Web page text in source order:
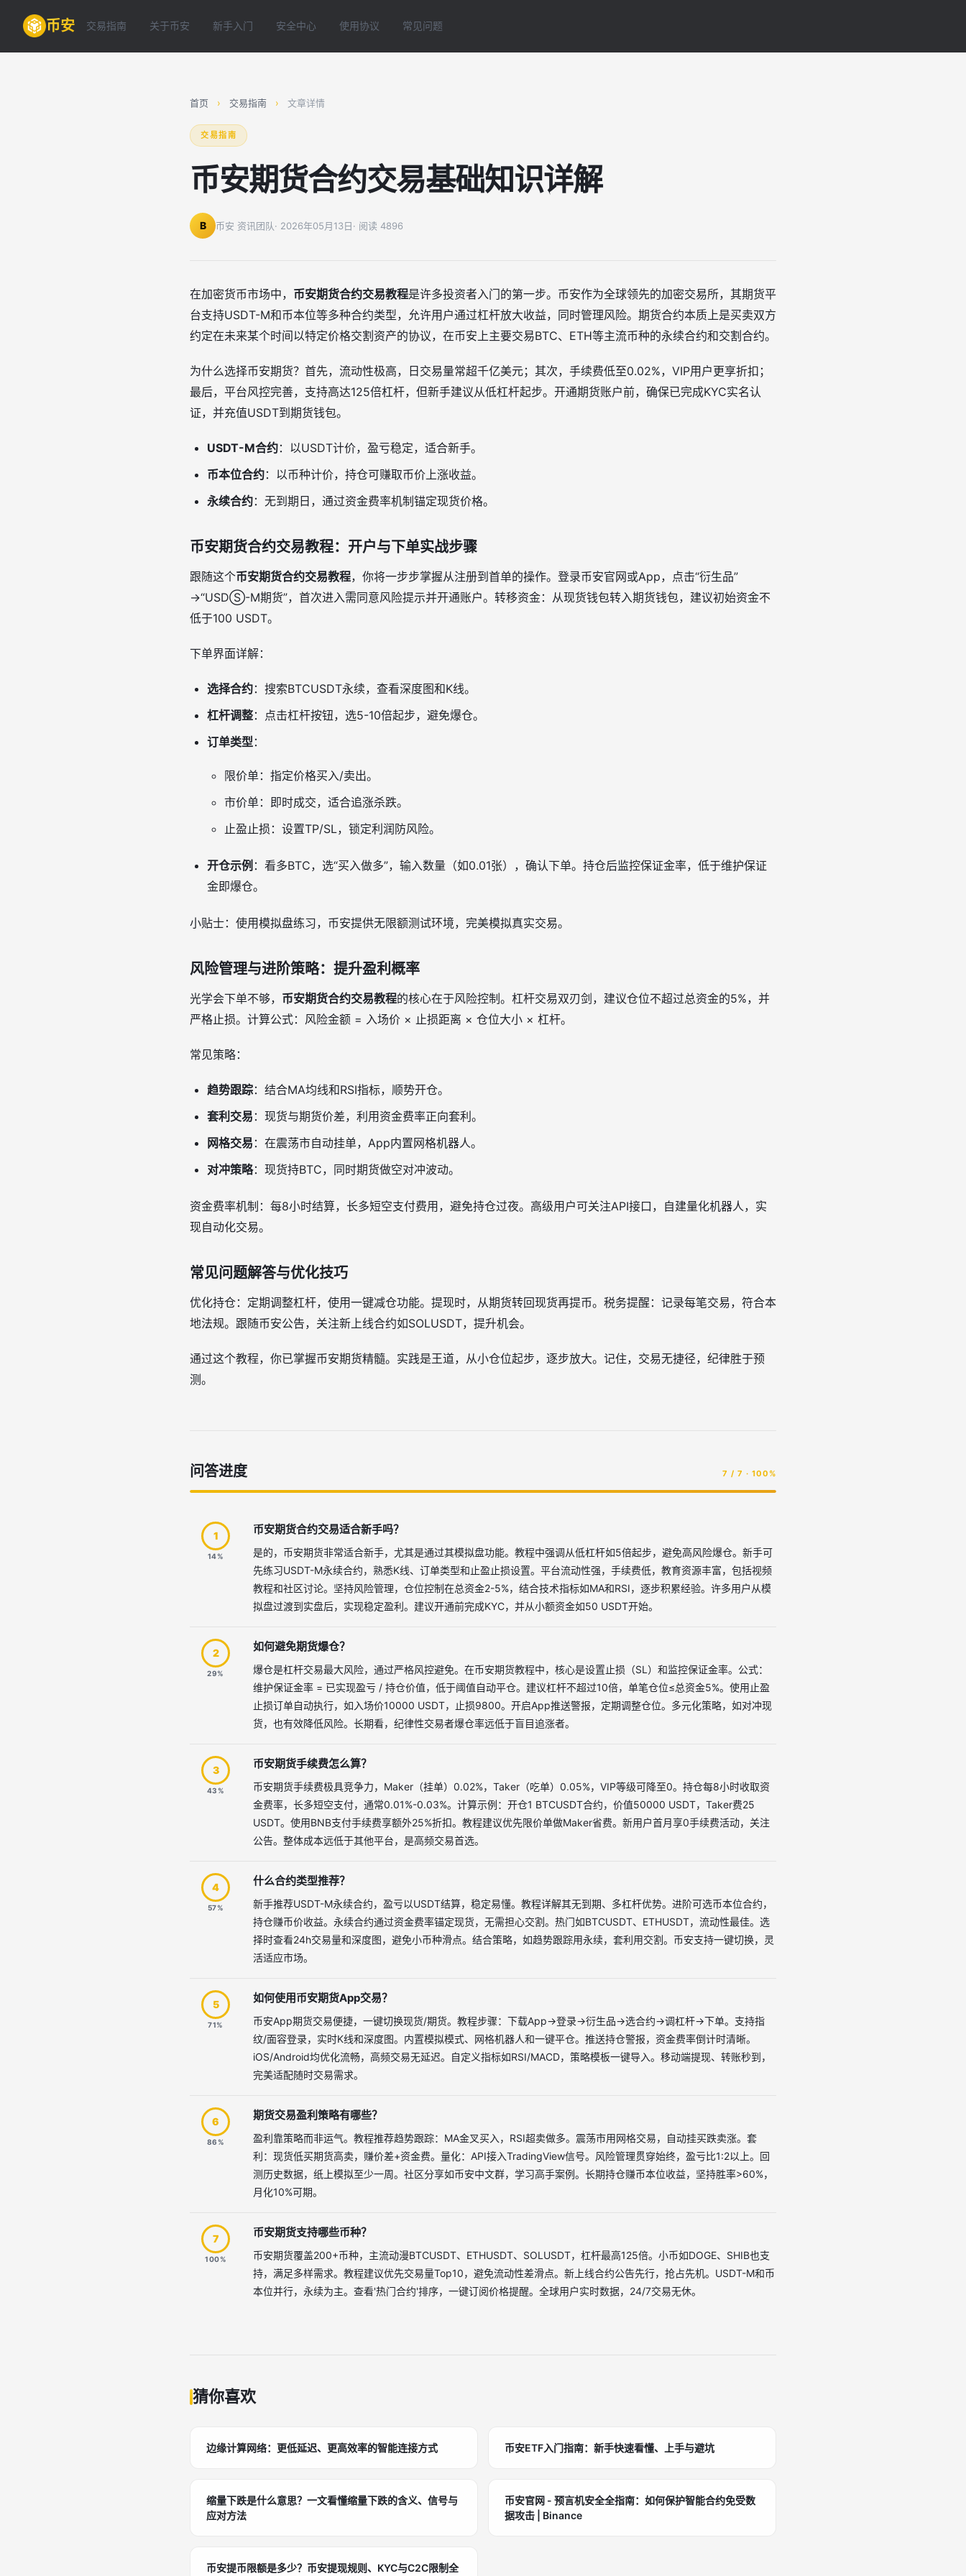
币安 交易指南 关于币安 新手入门 安全中心 使用协议 常见问题
首页 › 交易指南 › 文章详情
交易指南
币安期货合约交易基础知识详解
B 币安 资讯团队· 2026年05月13日· 阅读 4896
在加密货币市场中， 币安期货合约交易教程是许多投资者入门的第一步。币安作为全球领先的加密交易所，其期货平
台支持USDT-M和币本位等多种合约类型，允许用户通过杠杆放大收益，同时管理风险。期货合约本质上是买卖双方
约定在未来某个时间以特定价格交割资产的协议，在币安上主要交易BTC、ETH等主流币种的永续合约和交割合约。
为什么选择币安期货？首先，流动性极高，日交易量常超千亿美元；其次，手续费低至0.02%，VIP用户更享折扣；
最后，平台风控完善，支持高达125倍杠杆，但新手建议从低杠杆起步。开通期货账户前，确保已完成KYC实名认
证，并充值USDT到期货钱包。
USDT-M合约：以USDT计价，盈亏稳定，适合新手。
币本位合约：以币种计价，持仓可赚取币价上涨收益。
永续合约：无到期日，通过资金费率机制锚定现货价格。
币安期货合约交易教程：开户与下单实战步骤
跟随这个币安期货合约交易教程，你将一步步掌握从注册到首单的操作。登录币安官网或App，点击“衍生品”
→“USDⓈ-M期货”，首次进入需同意风险提示并开通账户。转移资金：从现货钱包转入期货钱包，建议初始资金不
低于100 USDT。
下单界面详解：
选择合约：搜索BTCUSDT永续，查看深度图和K线。
杠杆调整：点击杠杆按钮，选5-10倍起步，避免爆仓。
订单类型：
限价单：指定价格买入/卖出。
市价单：即时成交，适合追涨杀跌。
止盈止损：设置TP/SL，锁定利润防风险。
开仓示例 ：看多BTC，选“买入做多”，输入数量（如0.01张），确认下单。持仓后监控保证金率，低于维护保证
金即爆仓。
小贴士：使用模拟盘练习，币安提供无限额测试环境，完美模拟真实交易。
风险管理与进阶策略：提升盈利概率
光学会下单不够， 币安期货合约交易教程的核心在于风险控制。杠杆交易双刃剑，建议仓位不超过总资金的5%，并
严格止损。计算公式：风险金额 = 入场价 × 止损距离 × 仓位大小 × 杠杆。
常见策略：
趋势跟踪：结合MA均线和RSI指标，顺势开仓。
套利交易 ：现货与期货价差，利用资金费率正向套利。
网格交易 ：在震荡市自动挂单，App内置网格机器人。
对冲策略：现货持BTC，同时期货做空对冲波动。
资金费率机制：每8小时结算，长多短空支付费用，避免持仓过夜。高级用户可关注API接口，自建量化机器人，实
现自动化交易。
常见问题解答与优化技巧
优化持仓：定期调整杠杆，使用一键减仓功能。提现时，从期货转回现货再提币。税务提醒：记录每笔交易，符合本
地法规。跟随币安公告，关注新上线合约如SOLUSDT，提升机会。
通过这个教程，你已掌握币安期货精髓。实践是王道，从小仓位起步，逐步放大。记住，交易无捷径，纪律胜于预
测。
问答进度 7 / 7 · 100%
1
14%
币安期货合约交易适合新手吗？
是的，币安期货非常适合新手，尤其是通过其模拟盘功能。教程中强调从低杠杆如5倍起步，避免高风险爆仓。新手可
先练习USDT-M永续合约，熟悉K线、订单类型和止盈止损设置。平台流动性强，手续费低，教育资源丰富，包括视频
教程和社区讨论。坚持风险管理，仓位控制在总资金2-5%，结合技术指标如MA和RSI，逐步积累经验。许多用户从模
拟盘过渡到实盘后，实现稳定盈利。建议开通前完成KYC，并从小额资金如50 USDT开始。
2
29%
如何避免期货爆仓？
爆仓是杠杆交易最大风险，通过严格风控避免。在币安期货教程中，核心是设置止损（SL）和监控保证金率。公式：
维护保证金率 = 已实现盈亏 / 持仓价值，低于阈值自动平仓。建议杠杆不超过10倍，单笔仓位≤总资金5%。使用止盈
止损订单自动执行，如入场价10000 USDT，止损9800。开启App推送警报，定期调整仓位。多元化策略，如对冲现
货，也有效降低风险。长期看，纪律性交易者爆仓率远低于盲目追涨者。
3
43%
币安期货手续费怎么算？
币安期货手续费极具竞争力，Maker（挂单）0.02%，Taker（吃单）0.05%，VIP等级可降至0。持仓每8小时收取资
金费率，长多短空支付，通常0.01%-0.03%。计算示例：开仓1 BTCUSDT合约，价值50000 USDT，Taker费25
USDT。使用BNB支付手续费享额外25%折扣。教程建议优先限价单做Maker省费。新用户首月享0手续费活动，关注
公告。整体成本远低于其他平台，是高频交易首选。
4
57%
什么合约类型推荐？
新手推荐USDT-M永续合约，盈亏以USDT结算，稳定易懂。教程详解其无到期、多杠杆优势。进阶可选币本位合约，
持仓赚币价收益。永续合约通过资金费率锚定现货，无需担心交割。热门如BTCUSDT、ETHUSDT，流动性最佳。选
择时查看24h交易量和深度图，避免小币种滑点。结合策略，如趋势跟踪用永续，套利用交割。币安支持一键切换，灵
活适应市场。
5
71%
如何使用币安期货App交易？
币安App期货交易便捷，一键切换现货/期货。教程步骤：下载App→登录→衍生品→选合约→调杠杆→下单。支持指
纹/面容登录，实时K线和深度图。内置模拟模式、网格机器人和一键平仓。推送持仓警报，资金费率倒计时清晰。
iOS/Android均优化流畅，高频交易无延迟。自定义指标如RSI/MACD，策略模板一键导入。移动端提现、转账秒到，
完美适配随时交易需求。
6
86%
期货交易盈利策略有哪些？
盈利靠策略而非运气。教程推荐趋势跟踪：MA金叉买入，RSI超卖做多。震荡市用网格交易，自动挂买跌卖涨。套
利：现货低买期货高卖，赚价差+资金费。量化：API接入TradingView信号。风险管理贯穿始终，盈亏比1:2以上。回
测历史数据，纸上模拟至少一周。社区分享如币安中文群，学习高手案例。长期持仓赚币本位收益，坚持胜率>60%，
月化10%可期。
7
100%
币安期货支持哪些币种？
币安期货覆盖200+币种，主流动漫BTCUSDT、ETHUSDT、SOLUSDT，杠杆最高125倍。小币如DOGE、SHIB也支
持，满足多样需求。教程建议优先交易量Top10，避免流动性差滑点。新上线合约公告先行，抢占先机。USDT-M和币
本位并行，永续为主。查看'热门合约'排序，一键订阅价格提醒。全球用户实时数据，24/7交易无休。
猜你喜欢
边缘计算网络：更低延迟、更高效率的智能连接方式 币安ETF入门指南：新手快速看懂、上手与避坑
缩量下跌是什么意思？一文看懂缩量下跌的含义、信号与
应对方法
币安官网 - 预言机安全全指南：如何保护智能合约免受数
据攻击 | Binance
币安提币限额是多少？币安提现规则、KYC与C2C限制全